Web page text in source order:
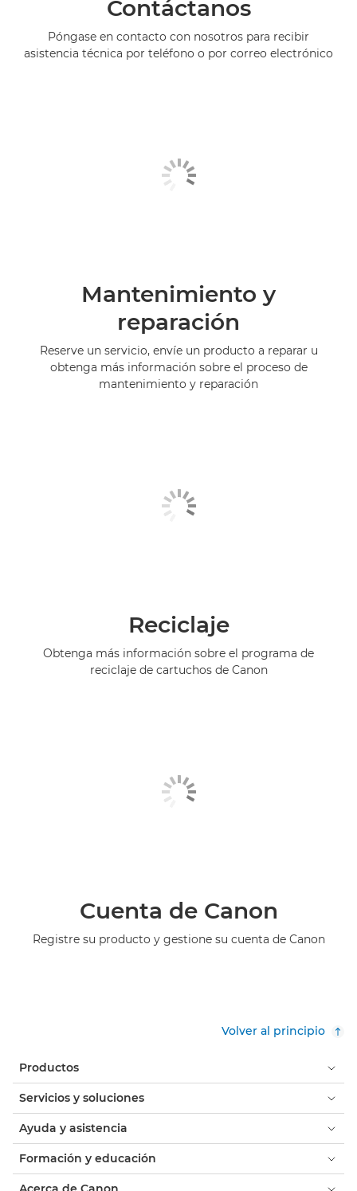
Contáctanos
Póngase en contacto con nosotros para recibir
asistencia técnica por teléfono o por correo electrónico
Mantenimiento y
reparación
Reserve un servicio, envíe un producto a reparar u
obtenga más información sobre el proceso de
mantenimiento y reparación
Reciclaje
Obtenga más información sobre el programa de
reciclaje de cartuchos de Canon
Cuenta de Canon
Registre su producto y gestione su cuenta de Canon
Volver al principio
Productos
Servicios y soluciones
Ayuda y asistencia
Formación y educación